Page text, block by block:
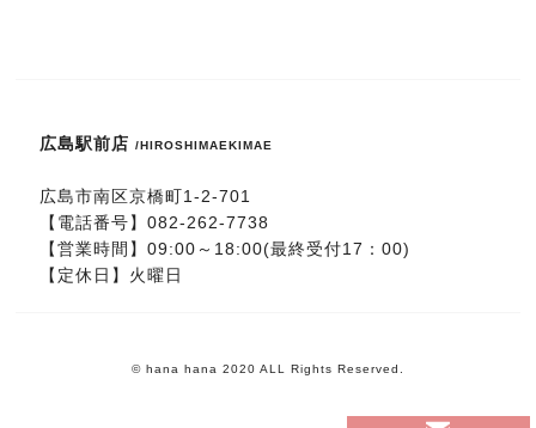
広島駅前店/HIROSHIMAEKIMAE
広島市南区京橋町1-2-701
【電話番号】082-262-7738
【営業時間】09:00～18:00(最終受付17：00)
【定休日】火曜日
© hana hana 2020 ALL Rights Reserved.